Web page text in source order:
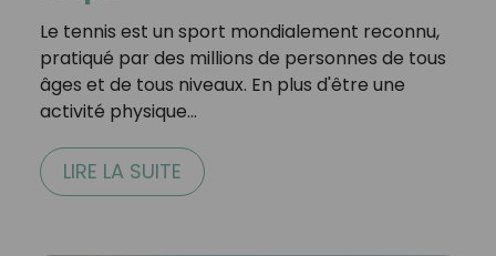
Le tennis est un sport mondialement reconnu,
pratiqué par des millions de personnes de tous
âges et de tous niveaux. En plus d'être une
activité physique…
LIRE LA SUITE